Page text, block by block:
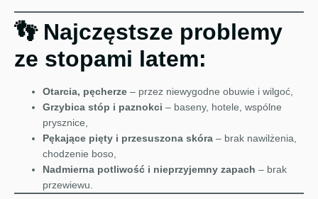
👣 Najczęstsze problemy
ze stopami latem:
Otarcia, pęcherze – przez niewygodne obuwie i wilgoć,
Grzybica stóp i paznokci – baseny, hotele, wspólne
prysznice,
Pękające pięty i przesuszona skóra – brak nawilżenia,
chodzenie boso,
Nadmierna potliwość i nieprzyjemny zapach – brak
przewiewu.